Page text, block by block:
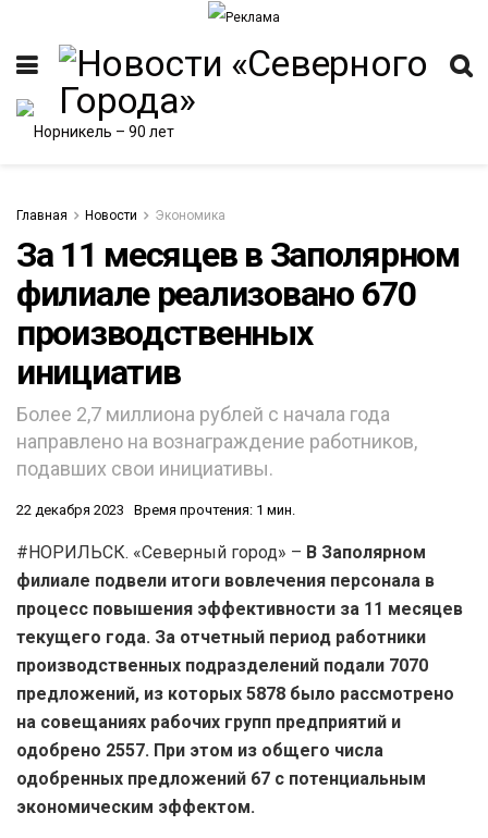
Главная Новости Экономика
За 11 месяцев в Заполярном
филиале реализовано 670
производственных
инициатив
Более 2,7 миллиона рублей с начала года
направлено на вознаграждение работников,
подавших свои инициативы.
22 декабря 2023 Время прочтения: 1 мин.
#НОРИЛЬСК. «Северный город» – В Заполярном
филиале подвели итоги вовлечения персонала в
процесс повышения эффективности за 11 месяцев
текущего года. За отчетный период работники
производственных подразделений подали 7070
предложений, из которых 5878 было рассмотрено
на совещаниях рабочих групп предприятий и
одобрено 2557. При этом из общего числа
одобренных предложений 67 с потенциальным
экономическим эффектом.